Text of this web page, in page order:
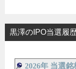
黒澤のIPO当選履
2026年 当選